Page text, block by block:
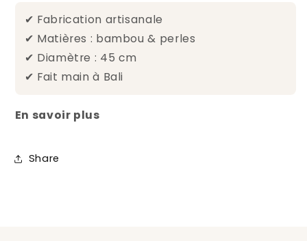
✔ Fabrication artisanale
✔ Matières : bambou & perles
✔ Diamètre : 45 cm
✔ Fait main à Bali
En savoir plus
Share